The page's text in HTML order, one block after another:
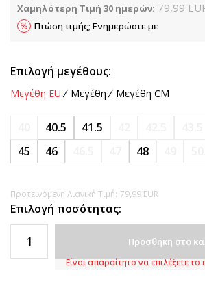
Χαμηλότερη Τιμή 30 ημερών: 79,99
Πτώση τιμής; Ενημερώστε με
Επιλογή μεγέθους:
Μεγέθη EU Μεγέθη Μεγέθη CM
40.5 41.5
45
46 48
Προτεινόμενη Λιανική Τιμή: 79,99 EUR
Επιλογή ποσότητας:
Προσθήκη στο
Είναι απαραίτητο να επιλέξετε